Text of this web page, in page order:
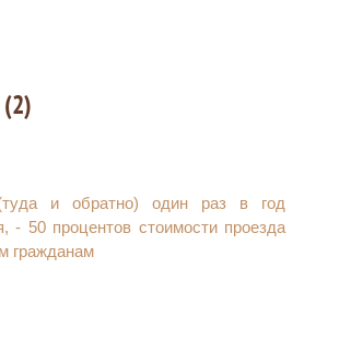
и обратно) один раз в год
50 процентов стоимости проезда
гражданам